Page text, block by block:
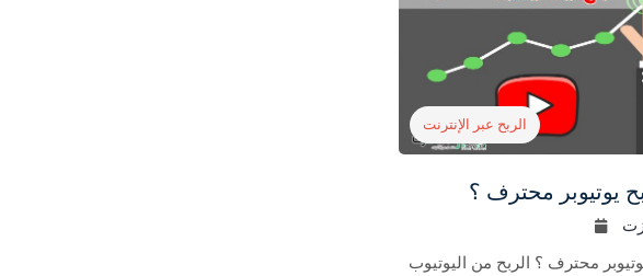
الربح عبر الإنترنت
يوتيوبر محترف ؟
محترف ؟ الربح من اليوتيوب